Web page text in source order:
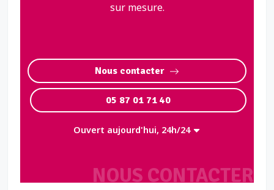
NOUS CONTACTER
sur mesure.
Nous contacter
05 87 01 71 40
Ouvert aujourd'hui, 24h/24